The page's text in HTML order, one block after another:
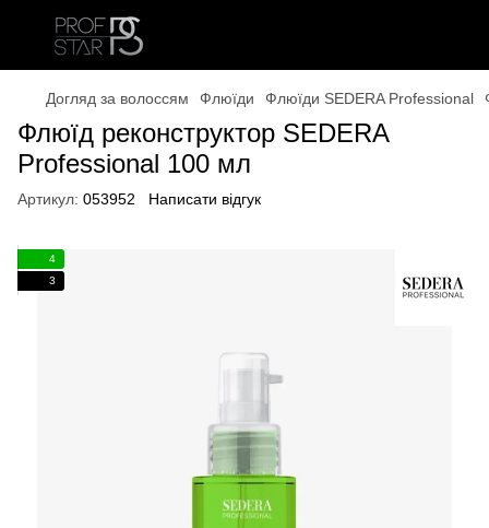
Догляд за волоссям Флюїди Флюїди SEDERA Professional
Флюїд реконструктор SEDERA
Professional 100 мл
Артикул: 053952 Написати відгук
4
3